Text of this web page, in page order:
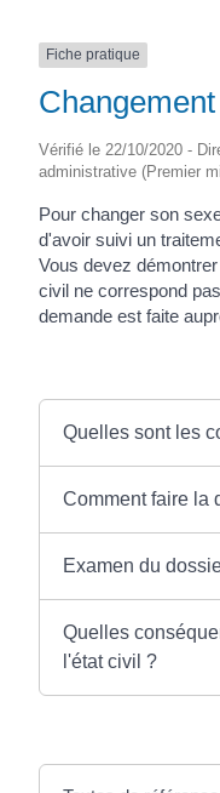
Fiche pratique
Vérifié le 22/10/2020 -
administrative (Premier
Pour changer son
d'avoir suivi un
Vous devez
civil ne correspond
demande est faite
Quelles sont les
Comment faire la
Examen du
Quelles
l'état civil ?